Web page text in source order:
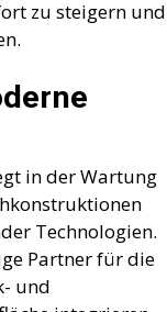
zu steigern und
in der Wartung
Technologien.
Partner für die
und